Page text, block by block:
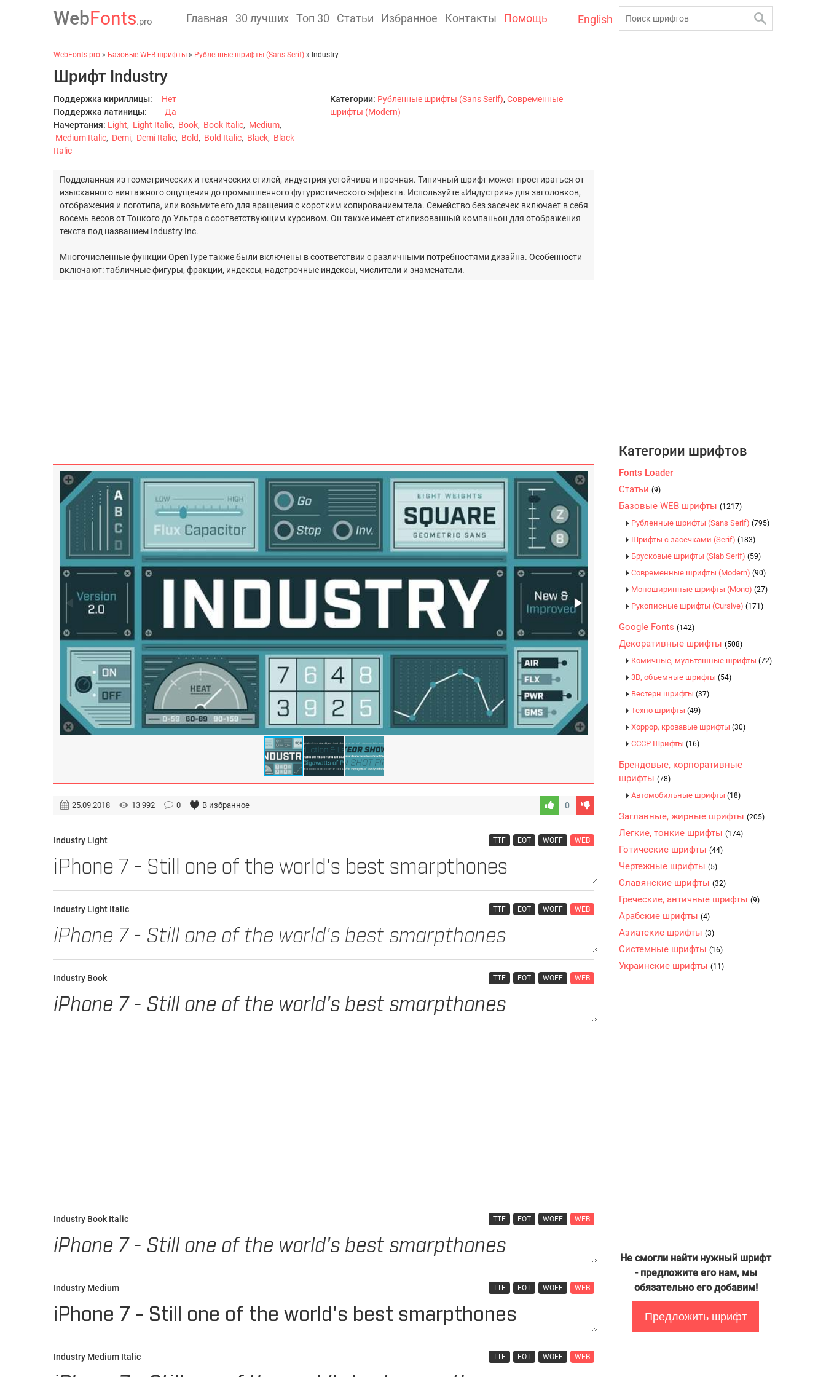
WebFonts.pro Главная 30 лучших Топ 30 Статьи Избранное Контакты Помощь English
WebFonts.pro » Базовые WEB шрифты » Рубленные шрифты (Sans Serif) » Industry
Шрифт Industry
Поддержка кириллицы:
Нет
Поддержка латиницы:
Да
Начертания: Light, Light Italic, Book, Book Italic, Medium,
Medium Italic, Demi, Demi Italic, Bold, Bold Italic, Black, Black
Italic
Категории: Рубленные шрифты (Sans Serif), Современные
шрифты (Modern)
Подделанная из геометрических и технических стилей, индустрия устойчива и прочная. Типичный шрифт может простираться от
изысканного винтажного ощущения до промышленного футуристического эффекта. Используйте «Индустрия» для заголовков,
отображения и логотипа, или возьмите его для вращения с коротким копированием тела. Семейство без засечек включает в себя
восемь весов от Тонкого до Ультра с соответствующим курсивом. Он также имеет стилизованный компаньон для отображения
текста под названием Industry Inc.
Многочисленные функции OpenType также были включены в соответствии с различными потребностями дизайна. Особенности
включают: табличные фигуры, фракции, индексы, надстрочные индексы, числители и знаменатели.
25.09.2018 13 992 0 В избранное 0
Industry Light TTF EOT WOFF WEB
Industry Light Italic TTF EOT WOFF WEB
Industry Book TTF EOT WOFF WEB
Industry Book Italic TTF EOT WOFF WEB
Industry Medium TTF EOT WOFF WEB
Industry Medium Italic TTF EOT WOFF WEB
Категории шрифтов
Fonts Loader
Статьи (9)
Базовые WEB шрифты (1217)
Рубленные шрифты (Sans Serif) (795)
Шрифты с засечками (Serif) (183)
Брусковые шрифты (Slab Serif) (59)
Современные шрифты (Modern) (90)
Моноширинные шрифты (Mono) (27)
Рукописные шрифты (Cursive) (171)
Google Fonts (142)
Декоративные шрифты (508)
Комичные, мультяшные шрифты (72)
3D, объемные шрифты (54)
Вестерн шрифты (37)
Техно шрифты (49)
Хоррор, кровавые шрифты (30)
CCCР Шрифты (16)
Брендовые, корпоративные
шрифты (78)
Автомобильные шрифты (18)
Заглавные, жирные шрифты (205)
Легкие, тонкие шрифты (174)
Готические шрифты (44)
Чертежные шрифты (5)
Славянские шрифты (32)
Греческие, античные шрифты (9)
Арабские шрифты (4)
Азиатские шрифты (3)
Системные шрифты (16)
Украинские шрифты (11)
Не смогли найти нужный шрифт
- предложите его нам, мы
обязательно его добавим!
Предложить шрифт